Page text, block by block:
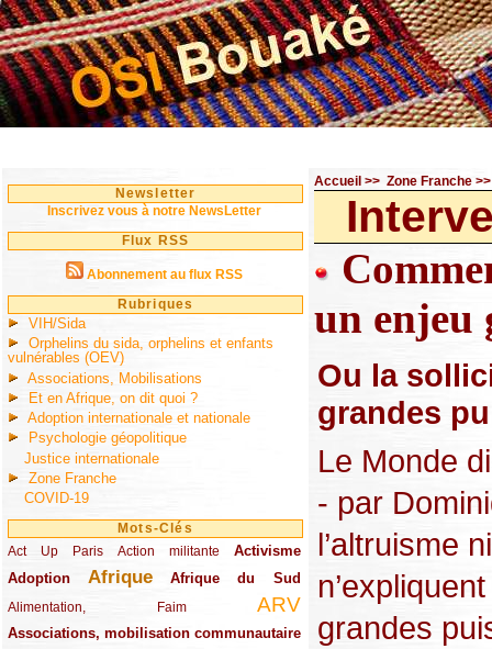
Newsletter
Inscrivez vous à notre NewsLetter
Flux RSS
Abonnement au flux RSS
Rubriques
VIH/Sida
Orphelins du sida, orphelins et enfants
vulnérables (OEV)
Associations, Mobilisations
Et en Afrique, on dit quoi ?
Adoption internationale et nationale
Psychologie géopolitique
Justice internationale
Zone Franche
COVID-19
Mots-Clés
Act Up Paris
(49/289) Action militante
(32/289) Activisme
(73/289)
Adoption
(82/289) Afrique
(161/289) Afrique du Sud
(73/289)
Alimentation, Faim
(48/289) ARV
(203/289)
Associations, mobilisation communautaire
(65/289)
Accueil >> Zone Franche
un enjeu
Ou la
grandes
Le Monde
- par
l’altruisme
grandes